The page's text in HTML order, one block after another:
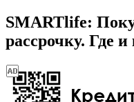
SMARTlife:
рассрочку. Где и